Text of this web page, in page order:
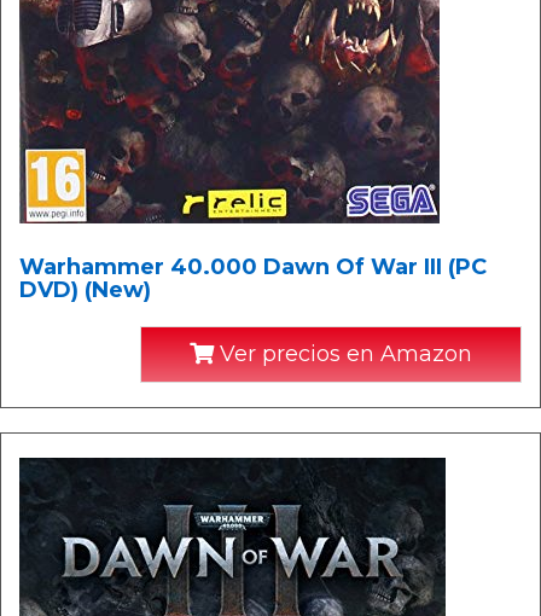
Warhammer 40.000 Dawn Of War III (PC
DVD) (New)
Ver precios en Amazon